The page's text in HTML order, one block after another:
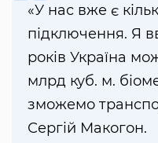
«У нас вже є
підключення. Я
років Україна
млрд куб. м.
зможемо
Сергій Макогон.